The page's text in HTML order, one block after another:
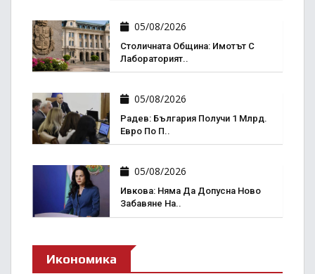
05/08/2026
Столичната Община: Имотът С
Лабораторият..
05/08/2026
Радев: България Получи 1 Млрд.
Евро По П..
05/08/2026
Ивкова: Няма Да Допусна Ново
Забавяне На..
Икономика